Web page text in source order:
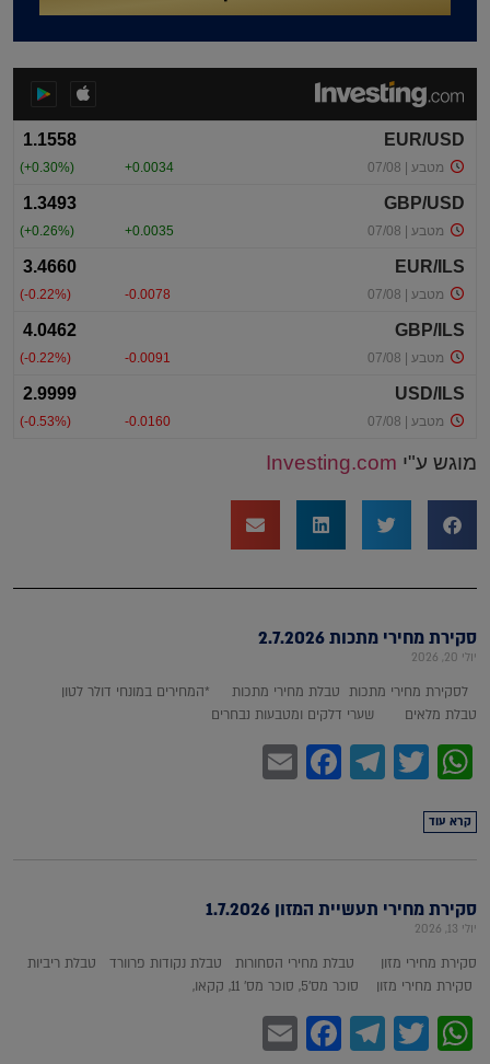
מוגש ע"י Investing.com
סקירת מחירי מתכות 2.7.2026
יולי 20, 2026
לסקירת מחירי מתכות טבלת מחירי מתכות *המחירים במונחי דולר לטון
טבלת מלאים שערי דלקים ומטבעות נבחרים
WhatsApp
Twitter
Telegram
Facebook
קרא עוד
סקירת מחירי תעשיית המזון 1.7.2026
יולי 13, 2026
סקירת מחירי מזון טבלת מחירי הסחורות טבלת נקודות פרוורד טבלת ריביות
סקירת מחירי מזון סוכר מס'5, סוכר מס' 11, קקאו,
WhatsApp
Twitter
Telegram
Facebook